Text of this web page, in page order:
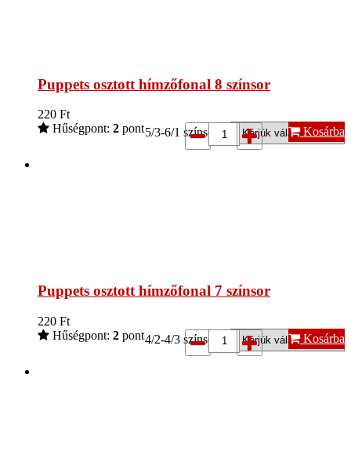
Puppets osztott hímzőfonal 8 színsor
220 Ft
Hűségpont: 2 pont5/3-6/1 színsor*: Kosárba
Puppets osztott hímzőfonal 7 színsor
220 Ft
Hűségpont: 2 pont4/2-4/3 színsor*: Kosárba